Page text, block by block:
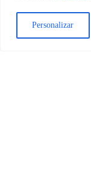
Personalizar